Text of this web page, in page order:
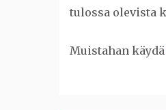
tulossa olevista
Muistahan käydä